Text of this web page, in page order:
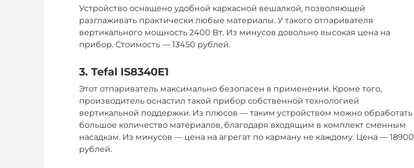
Устройство оснащено удобной каркасной вешалкой, позволяющей
разглаживать практически любые материалы. У такого отпаривателя
вертикального мощность 2400 Вт. Из минусов довольно высокая цена на
прибор. Стоимость — 13450 рублей.
3. Tefal IS8340E1
Этот отпариватель максимально безопасен в применении. Кроме того,
производитель оснастил такой прибор собственной технологией
вертикальной поддержки. Из плюсов — таким устройством можно обработать
большое количество материалов, благодаря входящим в комплект сменным
насадкам. Из минусов — цена на агрегат по карману не каждому. Цена — 18900
рублей.